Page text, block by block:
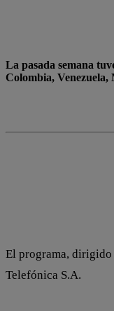
La pasada semana
Colombia, Venezuela,
El programa,
Telefónica S.A.